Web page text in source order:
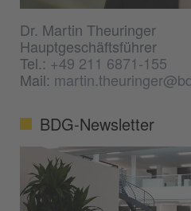
Dr. Martin Theuringer
Hauptgeschäftsführer
Tel.:+49 211 6871-155
Mail:
BDG-Newsletter